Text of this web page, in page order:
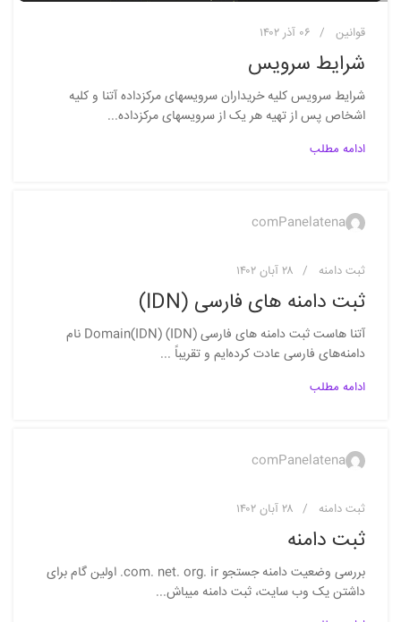
قوانین ۰۶ آذر ۱۴۰۲
شرایط سرویس
شرایط سرویس کلیه خريداران سرویسهای مرکزداده آتنا و کلیه
اشخاص پس از تهیه هر یک از سرویسهای مرکزداده...
ادامه مطلب
comPanelatena
ثبت دامنه ۲۸ آبان ۱۴۰۲
ثبت دامنه های فارسی (IDN)
آتنا هاست ثبت دامنه های فارسی (IDN) Domain(IDN) نام
دامنه‌های فارسی عادت کرده‌ایم و تقریباً ...
ادامه مطلب
comPanelatena
ثبت دامنه ۲۸ آبان ۱۴۰۲
ثبت دامنه
بررسی وضعيت دامنه جستجو com. net. org. ir. اولين گام برای
داشتن يک وب سايت، ثبت دامنه ميباش...